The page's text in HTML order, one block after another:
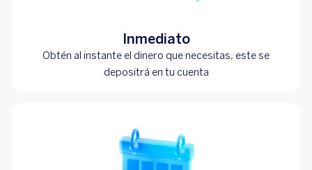
Inmediato
Obtén al instante el dinero que necesitas, este se
depositrá en tu cuenta